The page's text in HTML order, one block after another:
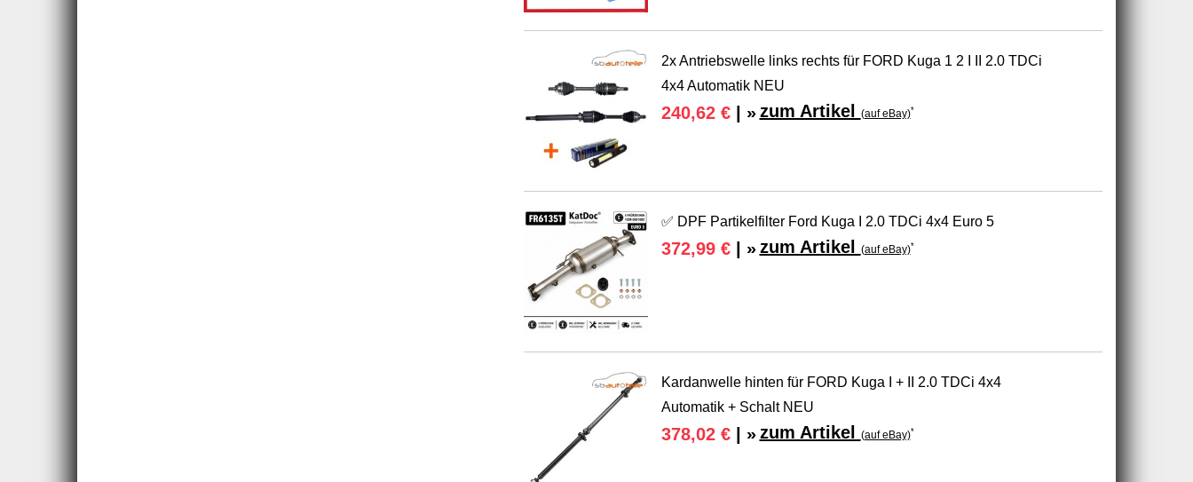
2x Antriebswelle links rechts für FORD Kuga 1 2 I II 2.0 TDCi
4x4 Automatik NEU
240,62 €| » zum Artikel (auf eBay)*
✅ DPF Partikelfilter Ford Kuga I 2.0 TDCi 4x4 Euro 5
372,99 €| » zum Artikel (auf eBay)*
Kardanwelle hinten für FORD Kuga I + II 2.0 TDCi 4x4
Automatik + Schalt NEU
378,02 €| » zum Artikel (auf eBay)*